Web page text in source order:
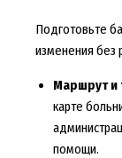
Подготовьте
изменения без
Маршрут и
карте
помощи.